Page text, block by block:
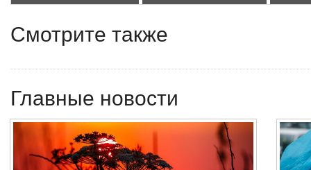
Смотрите также
Главные новости